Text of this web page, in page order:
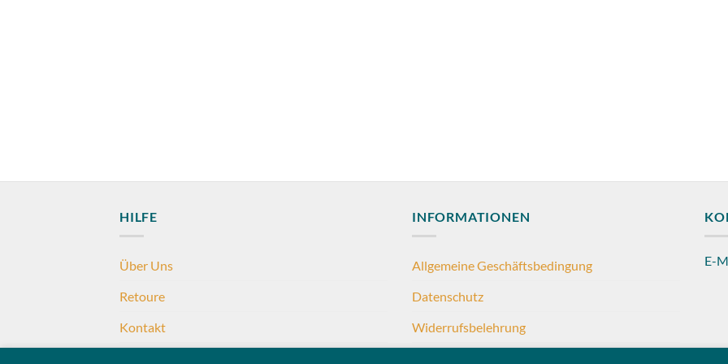
HILFE
Über Uns
Retoure
Kontakt
INFORMATIONEN
Allgemeine Geschäftsbedingung
Datenschutz
Widerrufsbelehrung
E-